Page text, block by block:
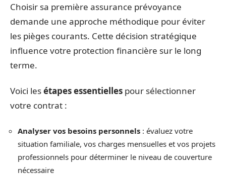
Choisir sa première assurance prévoyance
demande une approche méthodique pour éviter
les pièges courants. Cette décision stratégique
influence votre protection financière sur le long
terme.
Voici lesétapes essentielles pour sélectionner
votre contrat :
Analyser vos besoins personnels : évaluez votre
situation familiale, vos charges mensuelles et vos projets
professionnels pour déterminer le niveau de couverture
nécessaire